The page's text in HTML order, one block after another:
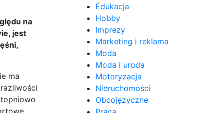
na
jest
ma
Edukacja
Hobby
Imprezy
Marketing i reklama
Moda
Moda i uroda
Motoryzacja
Nieruchomości
Obcojęzyczne